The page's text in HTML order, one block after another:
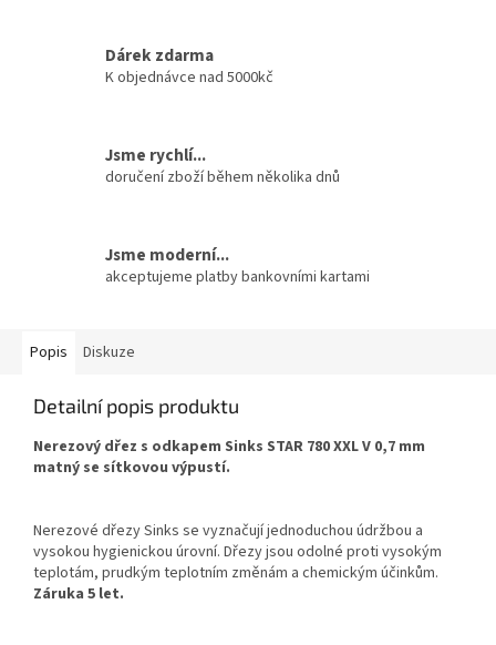
Dárek zdarma
K objednávce nad 5000kč
Jsme rychlí...
doručení zboží během několika dnů
Jsme moderní...
akceptujeme platby bankovními kartami
Popis Diskuze
Detailní popis produktu
Nerezový dřez s odkapem Sinks STAR 780 XXL V 0,7 mm
matný se sítkovou výpustí.
Nerezové dřezy Sinks se vyznačují jednoduchou údržbou a
vysokou hygienickou úrovní. Dřezy jsou odolné proti vysokým
teplotám, prudkým teplotním změnám a chemickým účinkům.
Záruka 5 let.